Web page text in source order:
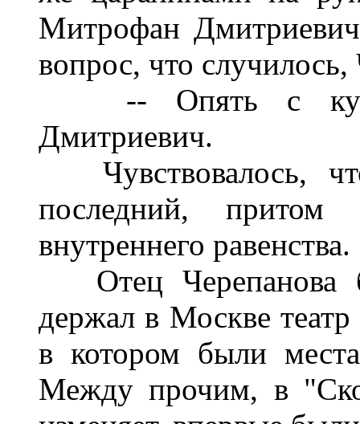
Митрофан
вопрос, что случилось,
-- Опять с
Дмитриевич.
Чувствовалось,
последний,
внутреннего равенства.
Отец Черепанова
держал в Москве
в котором были
Между прочим, в